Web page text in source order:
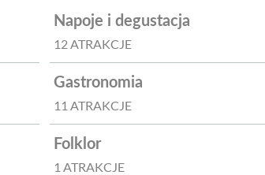
Napoje i degustacja
12 ATRAKCJE
Gastronomia
11 ATRAKCJE
Folklor
1 ATRAKCJE